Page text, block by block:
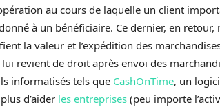
au cours de laquelle un client
à un bénéficiaire. Ce dernier, en
la valeur et l’expédition des
revient de droit après envoi des
informatisés tels que CashOnTime, un
d’aider les entreprises (peu importe